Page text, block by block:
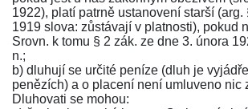
1922), platí patrně ustanovení starší (arg.
1919 slova: zůstávají v platnosti), pokud
Srovn. k tomu § 2 zák. ze dne 3. února
n.;
b) dluhují se určité peníze (dluh je
penězích) a o placení není umluveno nic
Dluhovati se mohou: